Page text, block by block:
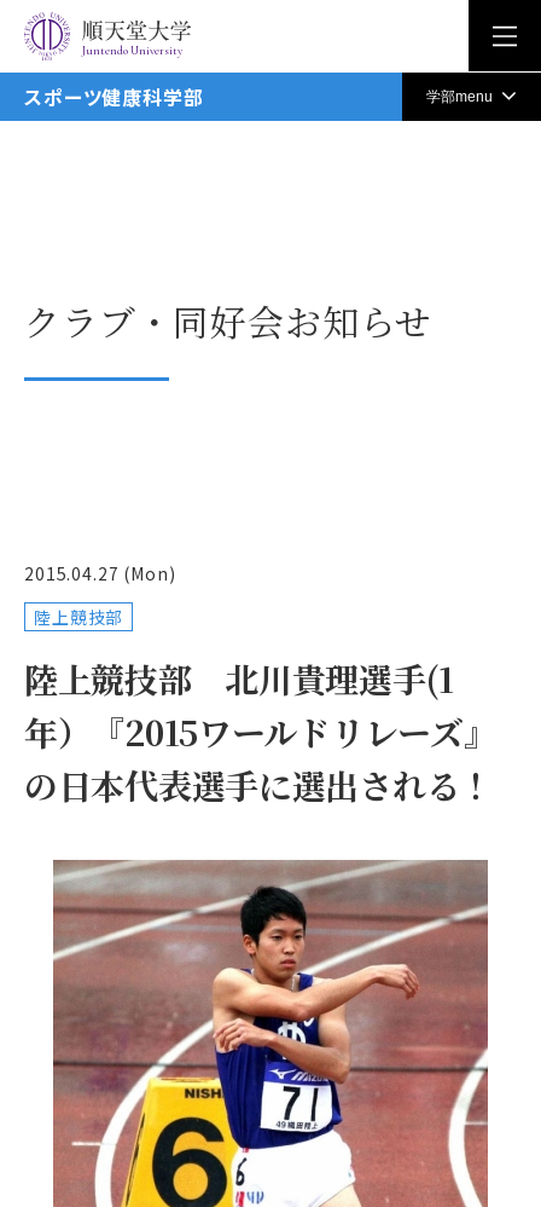
Juntendo University
スポーツ健康科学部 学部menu
クラブ・同好会お知らせ
2015.04.27 (Mon)
陸上競技部
陸上競技部 北川貴理選手(1
年）『2015ワールドリレーズ』
の日本代表選手に選出される！